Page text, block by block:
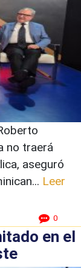
no traerá
aseguró
Leer
0
en el